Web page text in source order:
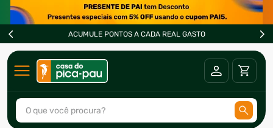
ACUMULE PONTOS A CADA REAL GASTO
O que você procura?